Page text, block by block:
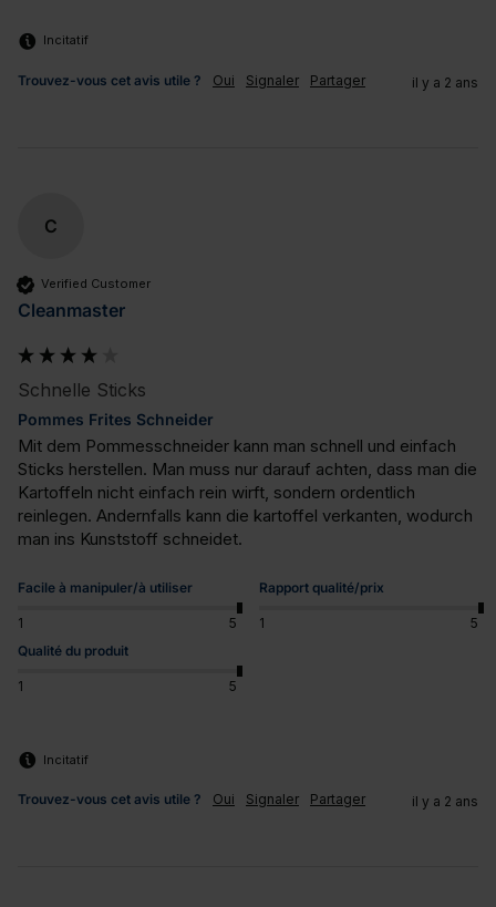
Incitatif
Trouvez-vous cet avis utile ? Oui Signaler Partager il y a 2 ans
C
Verified Customer
Cleanmaster
Schnelle Sticks
Pommes Frites Schneider
Mit dem Pommesschneider kann man schnell und einfach
Sticks herstellen. Man muss nur darauf achten, dass man die
Kartoffeln nicht einfach rein wirft, sondern ordentlich
reinlegen. Andernfalls kann die kartoffel verkanten, wodurch
man ins Kunststoff schneidet.
Facile à manipuler/à utiliser
1 5
Rapport qualité/prix
1
5
Qualité du produit
1 5
Incitatif
Trouvez-vous cet avis utile ? Oui Signaler Partager il y a 2 ans